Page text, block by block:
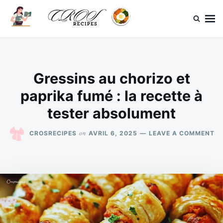
SkipSearch
for:
Gressins au chorizo et
paprika fumé : la recette à
tester absolument
CROSRECIPES on AVRIL 6, 2025 LEAVE A COMMENT
:
LA